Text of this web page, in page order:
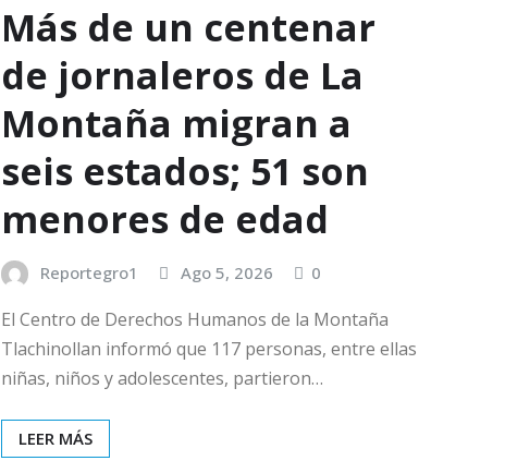
Más de un centenar
de jornaleros de La
Montaña migran a
seis estados; 51 son
menores de edad
Reportegro1 Ago 5, 2026 0
El Centro de Derechos Humanos de la Montaña
Tlachinollan informó que 117 personas, entre ellas
niñas, niños y adolescentes, partieron…
LEER MÁS